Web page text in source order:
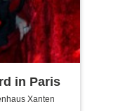
in Paris
Xanten